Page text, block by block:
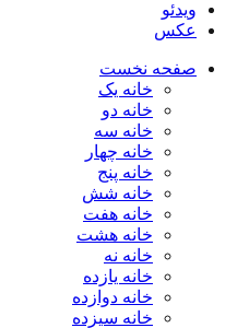
ویدئو
عکس
صفحه نخست
خانه یک
خانه دو
خانه سه
خانه چهار
خانه پنج
خانه شش
خانه هفت
خانه هشت
خانه نه
خانه یازده
خانه دوازده
خانه سیزده